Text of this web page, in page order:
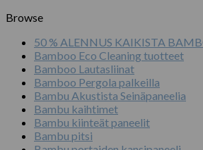
Browse
50 % ALENNUS KAIKISTA
Bamboo Eco Cleaning tuotteet
Bamboo Lautasliinat
Bamboo Pergola palkeilla
Bambu Akustista Seinäpaneelia
Bambu kaihtimet
Bambu kiinteät paneelit
Bambu pitsi